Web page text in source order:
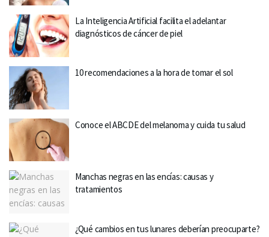
La Inteligencia Artificial facilita el adelantar
diagnósticos de cáncer de piel
10 recomendaciones a la hora de tomar el sol
Conoce el ABCDE del melanoma y cuida tu salud
Manchas negras en las encías: causas y
tratamientos
¿Qué cambios en tus lunares deberían preocuparte?